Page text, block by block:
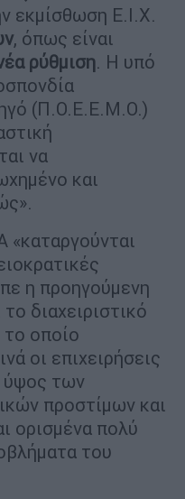
εκμίσθωση Ε.Ι.Χ.
, όπως είναι
ρύθμιση. Η υπό
(Π.Ο.Ε.Ε.Μ.Ο.)
να
και
«καταργούνται
η προηγούμενη
διαχειριστικό
το οποίο
οι επιχειρήσεις
ύψος των
προστίμων και
ορισμένα πολύ
του